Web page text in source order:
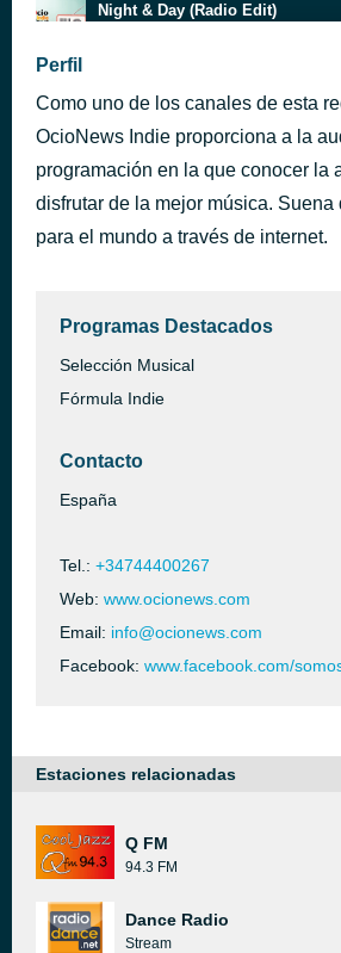
Night & Day (Radio Edit)
Hypno Dance [Unheard Black]
Surmillo
Styles (Clean Version)
Jay-D
Mi amor
Richard Birman
Perfil
Como uno de los canales de esta
OcioNews Indie proporciona a la
programación en la que conocer la
disfrutar de la mejor música. Suena
para el mundo a través de internet.
Programas Destacados
Selección Musical
Fórmula Indie
Contacto
España
Tel.: +34744400267
Web: www.ocionews.com
Email: info@ocionews.com
Facebook: www.facebook.com/
Estaciones relacionadas
Q FM
94.3 FM
Dance Radio
Stream